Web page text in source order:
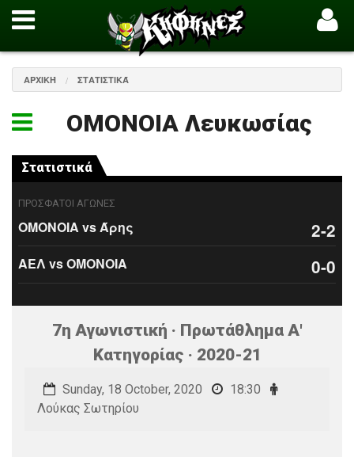
ΑΡΧΙΚΉ ΣΤΑΤΙΣΤΙΚΆ
ΟΜΟΝΟΙΑ Λευκωσίας
Στατιστικά
ΠΡΟΣΦΑΤΟΙ ΑΓΩΝΕΣ
ΟΜΟΝΟΙΑ vs Άρης 2-2
ΑΕΛ vs ΟΜΟΝΟΙΑ 0-0
7η Αγωνιστική · Πρωτάθλημα Α'
Κατηγορίας · 2020-21
Sunday, 18 October, 2020
18:30
Λούκας Σωτηρίου